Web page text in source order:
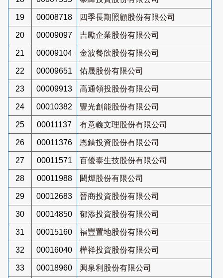
19 00008718 四季長期照顧股份有限公司
20 00009097 吉勵企業股份有限公司
21 00009104 金波餐飲股份有限公司
22 00009651 佑晟股份有限公司
23 00009913 高通領投股份有限公司
24 00010382 豐光創能股份有限公司
25 00011137 有意義文理股份有限公司
26 00011376 恩鎬投資股份有限公司
27 00011571 百優泰生技股份有限公司
28 00011988 閎燁股份有限公司
29 00012683 晉商投資股份有限公司
30 00014850 郁添投資股份有限公司
31 00015160 福豐置地股份有限公司
32 00016040 樺祥投資股份有限公司
33 00018960 興泉利股份有限公司